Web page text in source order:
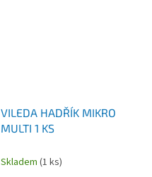
VILEDA HADŘÍK MIKRO
MULTI 1 KS
Skladem (1 ks)